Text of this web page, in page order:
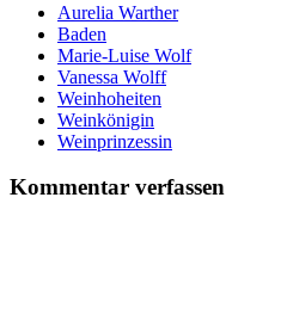
Aurelia Warther
Baden
Marie-Luise Wolf
Vanessa Wolff
Weinhoheiten
Weinkönigin
Weinprinzessin
Kommentar verfassen